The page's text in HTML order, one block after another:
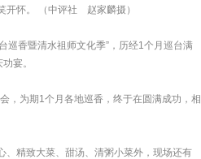
开怀。 （中评社 赵家麟摄）
巡香暨清水祖师文化季”，历经1个月巡台满
宴。
，为期1个月各地巡香，终于在圆满成功，相
、精致大菜、甜汤、清粥小菜外，现场还有